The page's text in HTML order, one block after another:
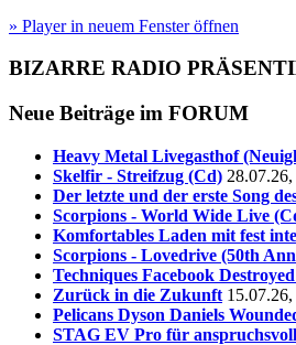
» Player in neuem Fenster öffnen
BIZARRE RADIO
Neue Beiträge im FORUM
Heavy Metal Livegasthof
Skelfir - Streifzug (Cd)
Der letzte und der erste Song
Scorpions - World Wide Live
Komfortables Laden mit fest
Scorpions - Lovedrive (50th
Techniques Facebook
Zurück in die Zukunft
Pelicans Dyson Daniels
STAG EV Pro für